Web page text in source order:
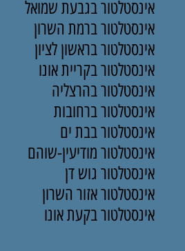
אינסטלטור בגבעת שמואל
אינסטלטור ברמת השרון
אינסטלטור בראשון לציון
אינסטלטור בקריית אונו
אינסטלטור בהרצליה
אינסטלטור ברחובות
אינסטלטור בבת ים
אינסטלטור מודיעין-שוהם
אינסטלטור גוש דן
אינסטלטור אזור השרון
אינסטלטור בקעת אונו